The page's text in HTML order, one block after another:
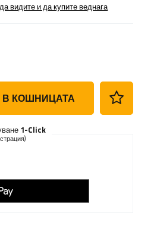
видите и да купите веднага
КОШНИЦАТА
1-Click